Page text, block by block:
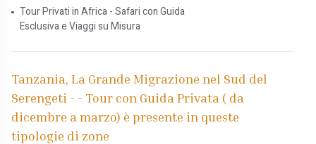
Tour Privati in Africa - Safari con Guida
Esclusiva e Viaggi su Misura
Tanzania, La Grande Migrazione nel Sud del
Serengeti - - Tour con Guida Privata ( da
dicembre a marzo) è presente in queste
tipologie di zone